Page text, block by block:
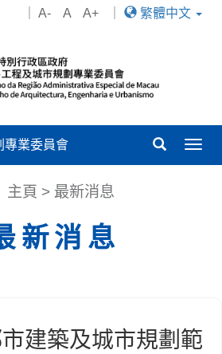
A- A A+ 繁體中文
專業委員會
主頁 > 最新消息
新消息
建築及城市規劃範